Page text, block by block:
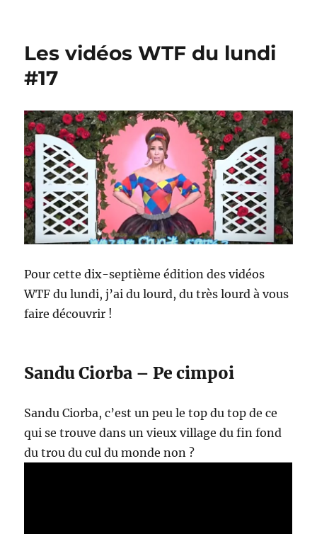
réaliser
fonds
de
23
millions
d’euros
Les vidéos WTF du lundi
#17
Pour cette dix-septième édition des vidéos
WTF du lundi, j’ai du lourd, du très lourd à vous
faire découvrir !
Sandu Ciorba – Pe cimpoi
Sandu Ciorba, c’est un peu le top du top de ce
qui se trouve dans un vieux village du fin fond
du trou du cul du monde non ?